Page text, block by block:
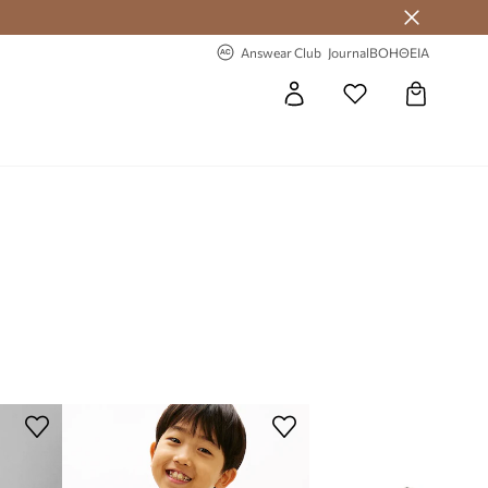
Club
Answear Club JournalΒΟΗΘΕΙΑ